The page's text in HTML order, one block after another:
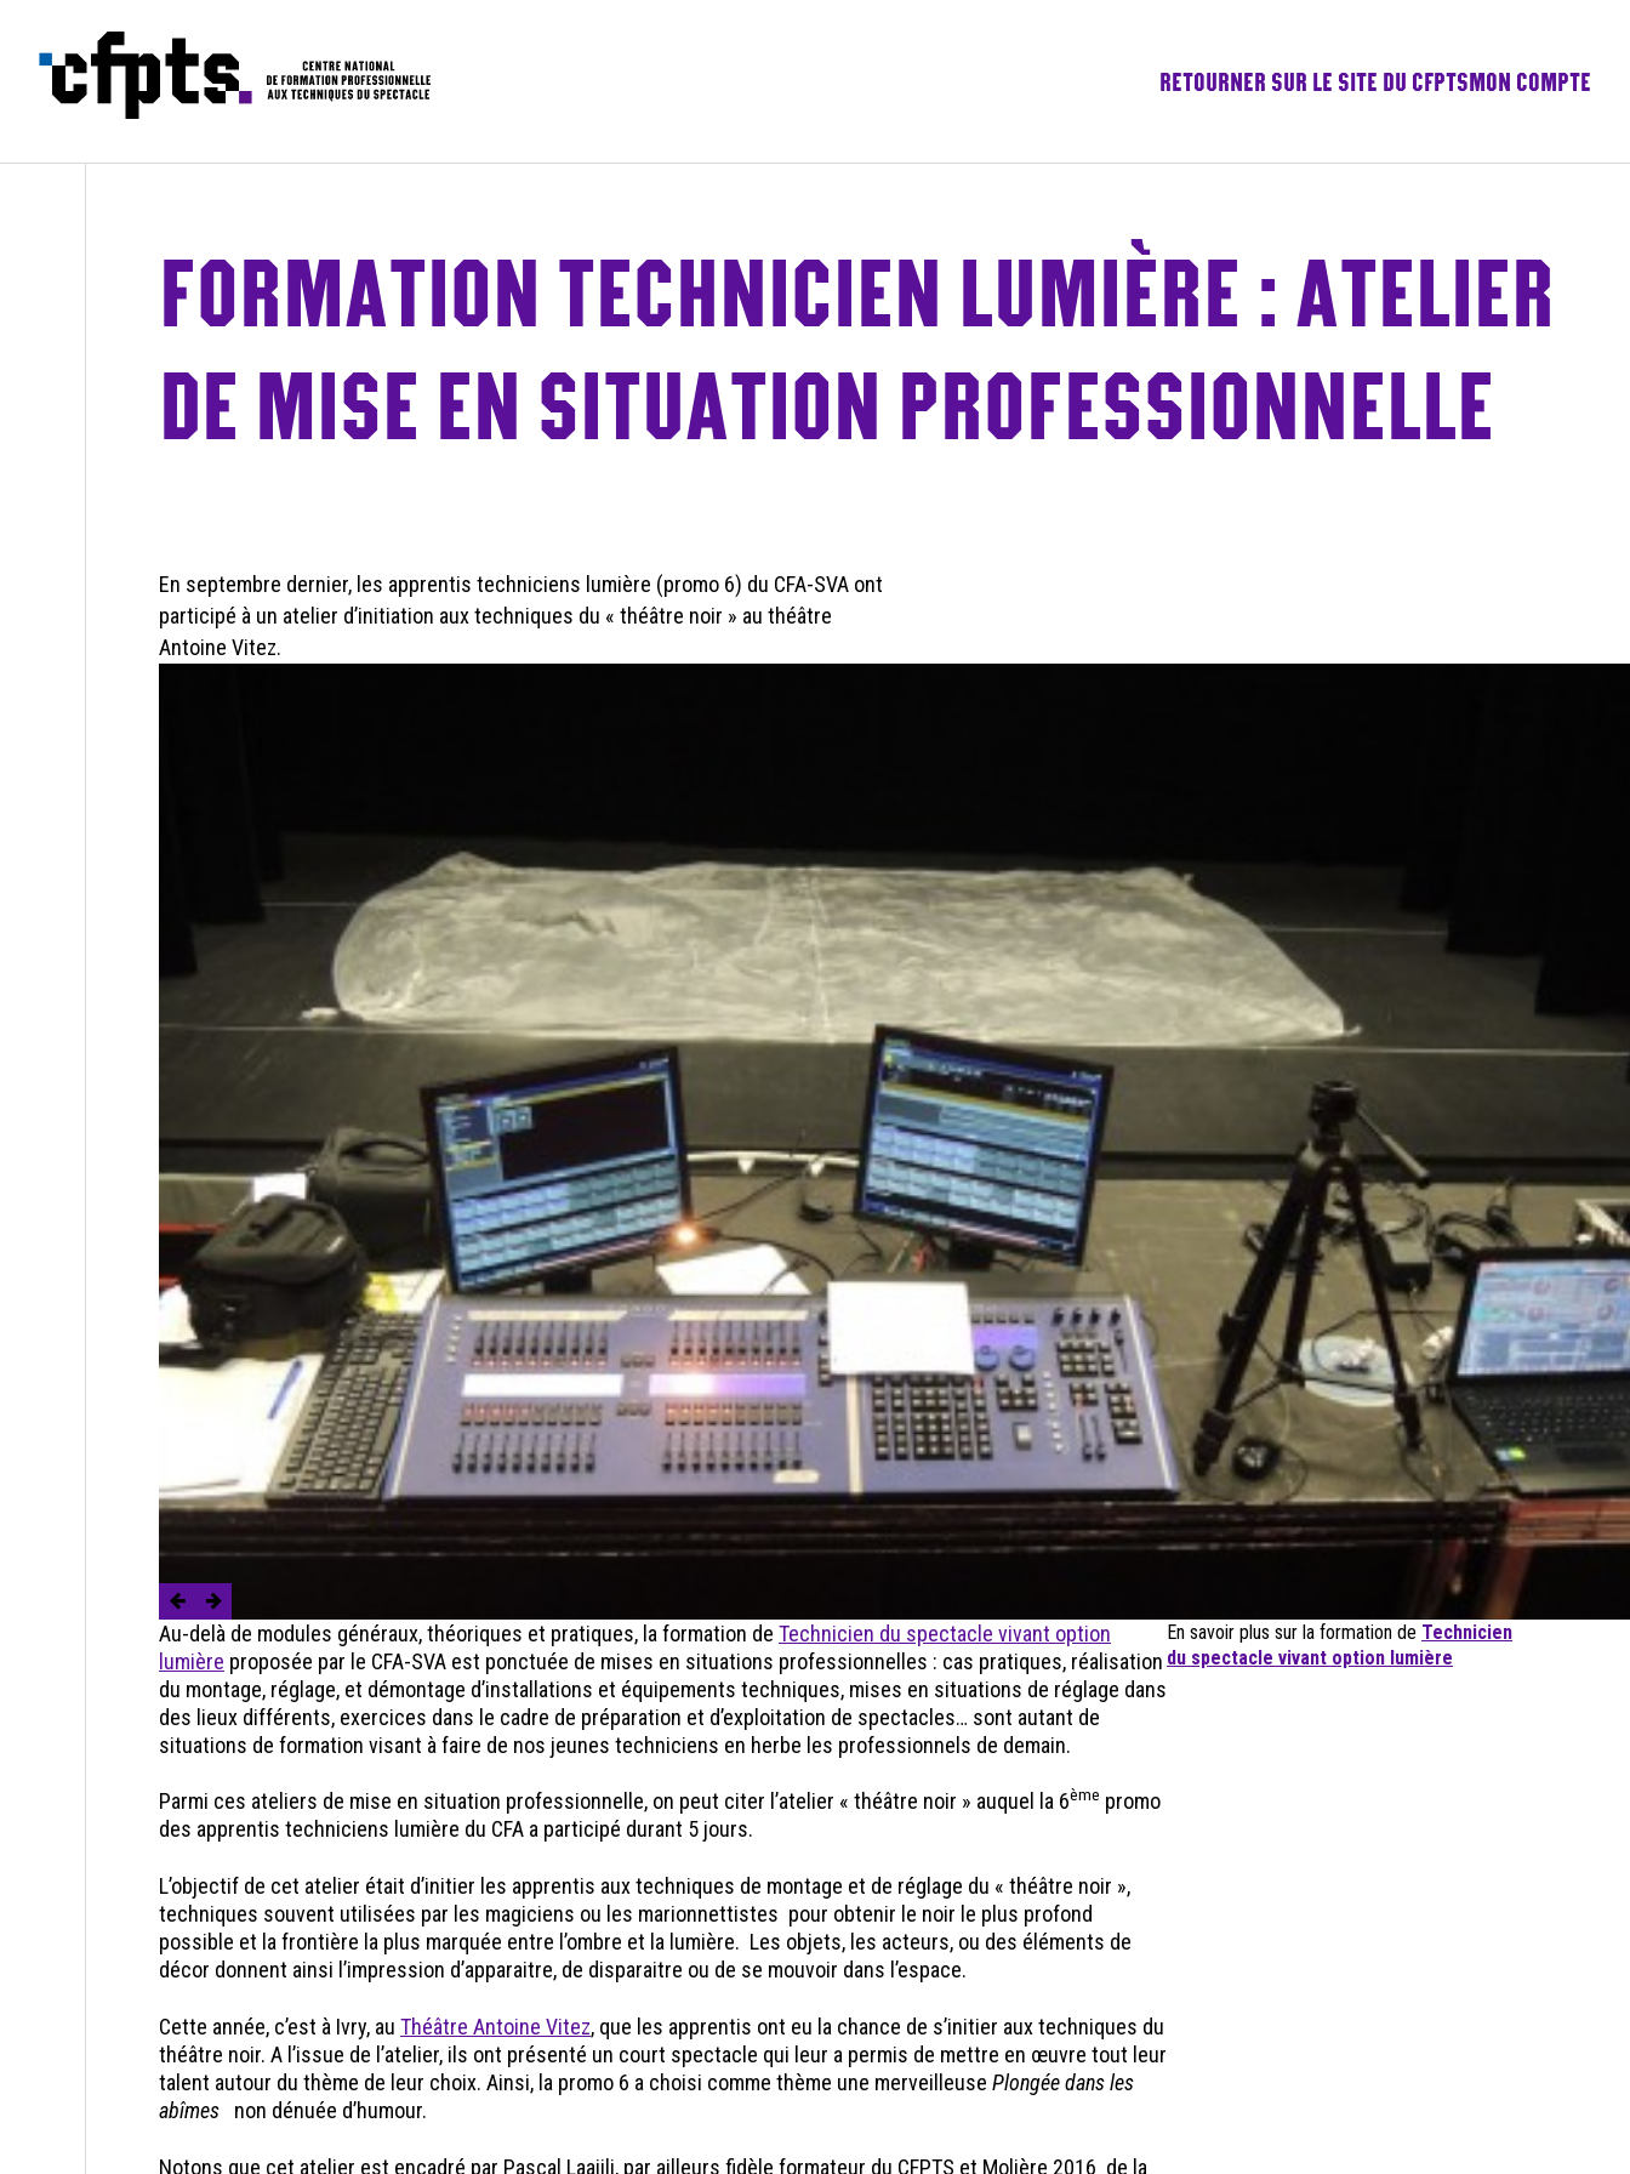
RETOURNER SUR LE SITE DU CFPTSMON COMPTE
FORMATION TECHNICIEN LUMIÈRE : ATELIER
DE MISE EN SITUATION PROFESSIONNELLE
En septembre dernier, les apprentis techniciens lumière (promo 6) du CFA-SVA ont
participé à un atelier d’initiation aux techniques du « théâtre noir » au théâtre
Antoine Vitez.
Au-delà de modules généraux, théoriques et pratiques, la formation de Technicien du spectacle vivant option
lumière proposée par le CFA-SVA est ponctuée de mises en situations professionnelles : cas pratiques, réalisation
du montage, réglage, et démontage d’installations et équipements techniques, mises en situations de réglage dans
des lieux différents, exercices dans le cadre de préparation et d’exploitation de spectacles… sont autant de
situations de formation visant à faire de nos jeunes techniciens en herbe les professionnels de demain.
Parmi ces ateliers de mise en situation professionnelle, on peut citer l’atelier « théâtre noir » auquel la 6ème promo
des apprentis techniciens lumière du CFA a participé durant 5 jours.
L’objectif de cet atelier était d’initier les apprentis aux techniques de montage et de réglage du « théâtre noir »,
techniques souvent utilisées par les magiciens ou les marionnettistes pour obtenir le noir le plus profond
possible et la frontière la plus marquée entre l’ombre et la lumière. Les objets, les acteurs, ou des éléments de
décor donnent ainsi l’impression d’apparaitre, de disparaitre ou de se mouvoir dans l’espace.
Cette année, c’est à Ivry, au Théâtre Antoine Vitez, que les apprentis ont eu la chance de s’initier aux techniques du
théâtre noir. A l’issue de l’atelier, ils ont présenté un court spectacle qui leur a permis de mettre en œuvre tout leur
talent autour du thème de leur choix. Ainsi, la promo 6 a choisi comme thème une merveilleuse Plongée dans les
abîmes
non dénuée d’humour.
Notons que cet atelier est encadré par Pascal Laajili, par ailleurs fidèle formateur du CFPTS et Molière 2016 de la
En savoir plus sur la formation de Technicien
du spectacle vivant option lumière